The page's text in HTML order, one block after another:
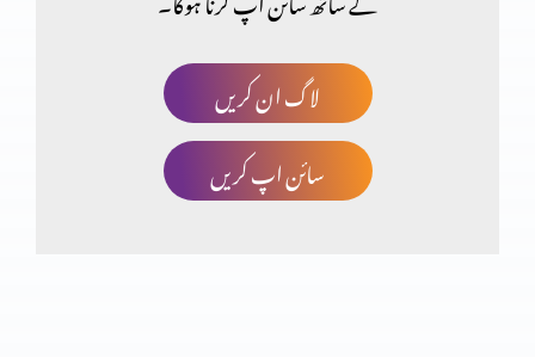
فلپیوں کا خط (حصہ 1)
اعتماد کا امتحان
لاگ ان کریں
سائن اپ کریں